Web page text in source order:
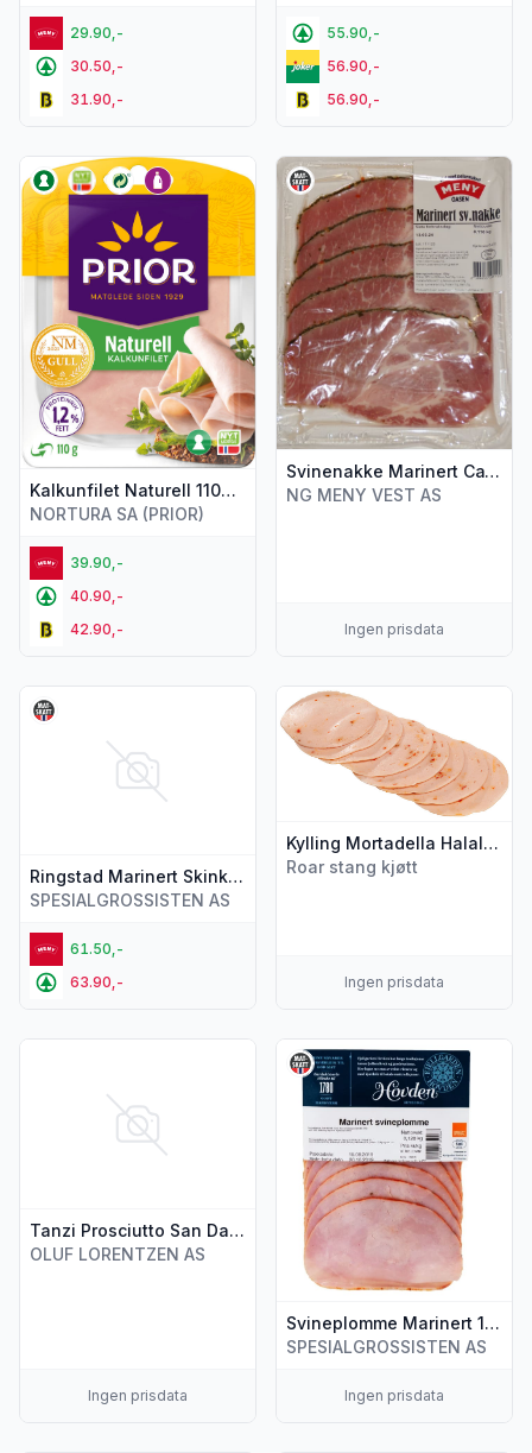
29.90,-
30.50,-
31.90,-
55.90,-
56.90,-
56.90,-
Kalkunfilet Naturell 110g Prior
NORTURA SA (PRIOR)
39.90,-
40.90,-
42.90,-
Vis flere detaljer for produktet "Kalkunfilet Naturell 110g
Svinenakke Marinert Ca175g Meny Oasen
NG MENY VEST AS
Ingen prisdata
Vis flere detaljer for
Ringstad Marinert Skinkebiff 100g
SPESIALGROSSISTEN AS
61.50,-
63.90,-
Vis flere detaljer for produktet "Ringstad Marinert Skinkebiff
Kylling Mortadella Halal 100g Stang
Roar stang kjøtt
Ingen prisdata
Vis flere detaljer for
Tanzi Prosciutto San Daniel 70g
OLUF LORENTZEN AS
Ingen prisdata
Vis flere detaljer for produktet "Tanzi Prosciutto San
Svineplomme Marinert 120g Hovden
SPESIALGROSSISTEN AS
Ingen prisdata
Vis flere detaljer for